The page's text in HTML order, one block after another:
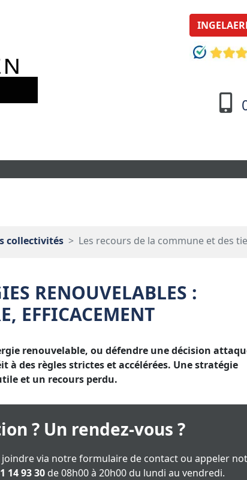
collectivités Les recours de la commune et des
RENOUVELABLES :
EFFICACEMENT
renouvelable, ou défendre une décision
à des règles strictes et accélérées. Une stratégie
et un recours perdu.
? Un rendez-vous ?
joindre via notre formulaire de contact ou appeler
14 93 30de 08h00 à 20h00 du lundi au vendredi.